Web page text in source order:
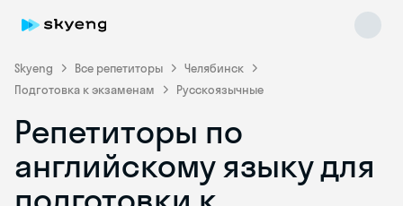
Skyeng Все репетиторы
Челябинск
Подготовка к экзаменам
Русскоязычные
Репетиторы по
английскому языку для